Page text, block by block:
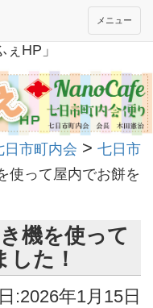
HP」
メニュー
日市町内会 > 七日市
使って屋内でお餅を
機を使って
した！
:2026年1月15日